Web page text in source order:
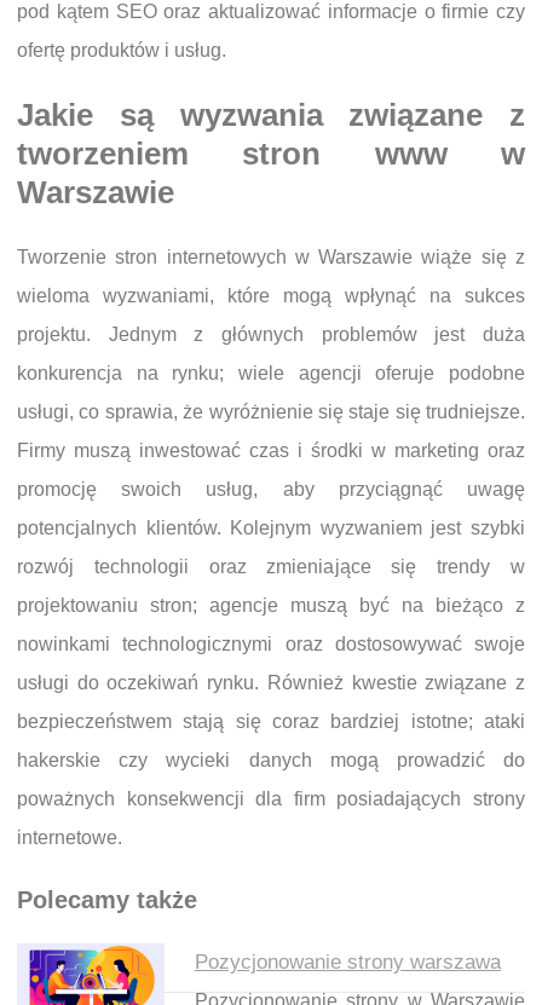
pod kątem SEO oraz aktualizować informacje o firmie czy
ofertę produktów i usług.
Jakie są wyzwania związane z
tworzeniem stron www w
Warszawie
Tworzenie stron internetowych w Warszawie wiąże się z
wieloma wyzwaniami, które mogą wpłynąć na sukces
projektu. Jednym z głównych problemów jest duża
konkurencja na rynku; wiele agencji oferuje podobne
usługi, co sprawia, że wyróżnienie się staje się trudniejsze.
Firmy muszą inwestować czas i środki w marketing oraz
promocję swoich usług, aby przyciągnąć uwagę
potencjalnych klientów. Kolejnym wyzwaniem jest szybki
rozwój technologii oraz zmieniające się trendy w
projektowaniu stron; agencje muszą być na bieżąco z
nowinkami technologicznymi oraz dostosowywać swoje
usługi do oczekiwań rynku. Również kwestie związane z
bezpieczeństwem stają się coraz bardziej istotne; ataki
hakerskie czy wycieki danych mogą prowadzić do
poważnych konsekwencji dla firm posiadających strony
internetowe.
Polecamy także
Pozycjonowanie strony warszawa